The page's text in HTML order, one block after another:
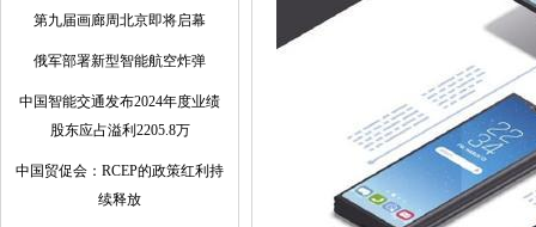
第九届画廊周北京即将启幕
俄军部署新型智能航空炸弹
中国智能交通发布2024年度业绩
股东应占溢利2205.8万
中国贸促会：RCEP的政策红利持
续释放